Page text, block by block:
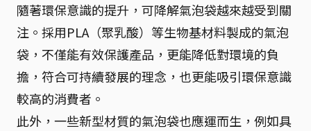
隨著環保意識的提升，可降解氣泡袋越來越受到關
注。採用PLA（聚乳酸）等生物基材料製成的氣泡
袋，不僅能有效保護產品，更能降低對環境的負
擔，符合可持續發展的理念，也更能吸引環保意識
較高的消費者。
此外，一些新型材質的氣泡袋也應運而生，例如具